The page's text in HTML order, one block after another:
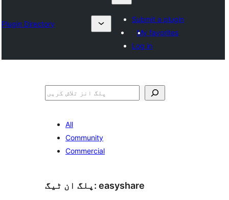
Plugin Directory
Submit a plugin
My favorites
Log in
تلاش
All
Community
Commercial
پلگ ان ٹیگ: easyshare